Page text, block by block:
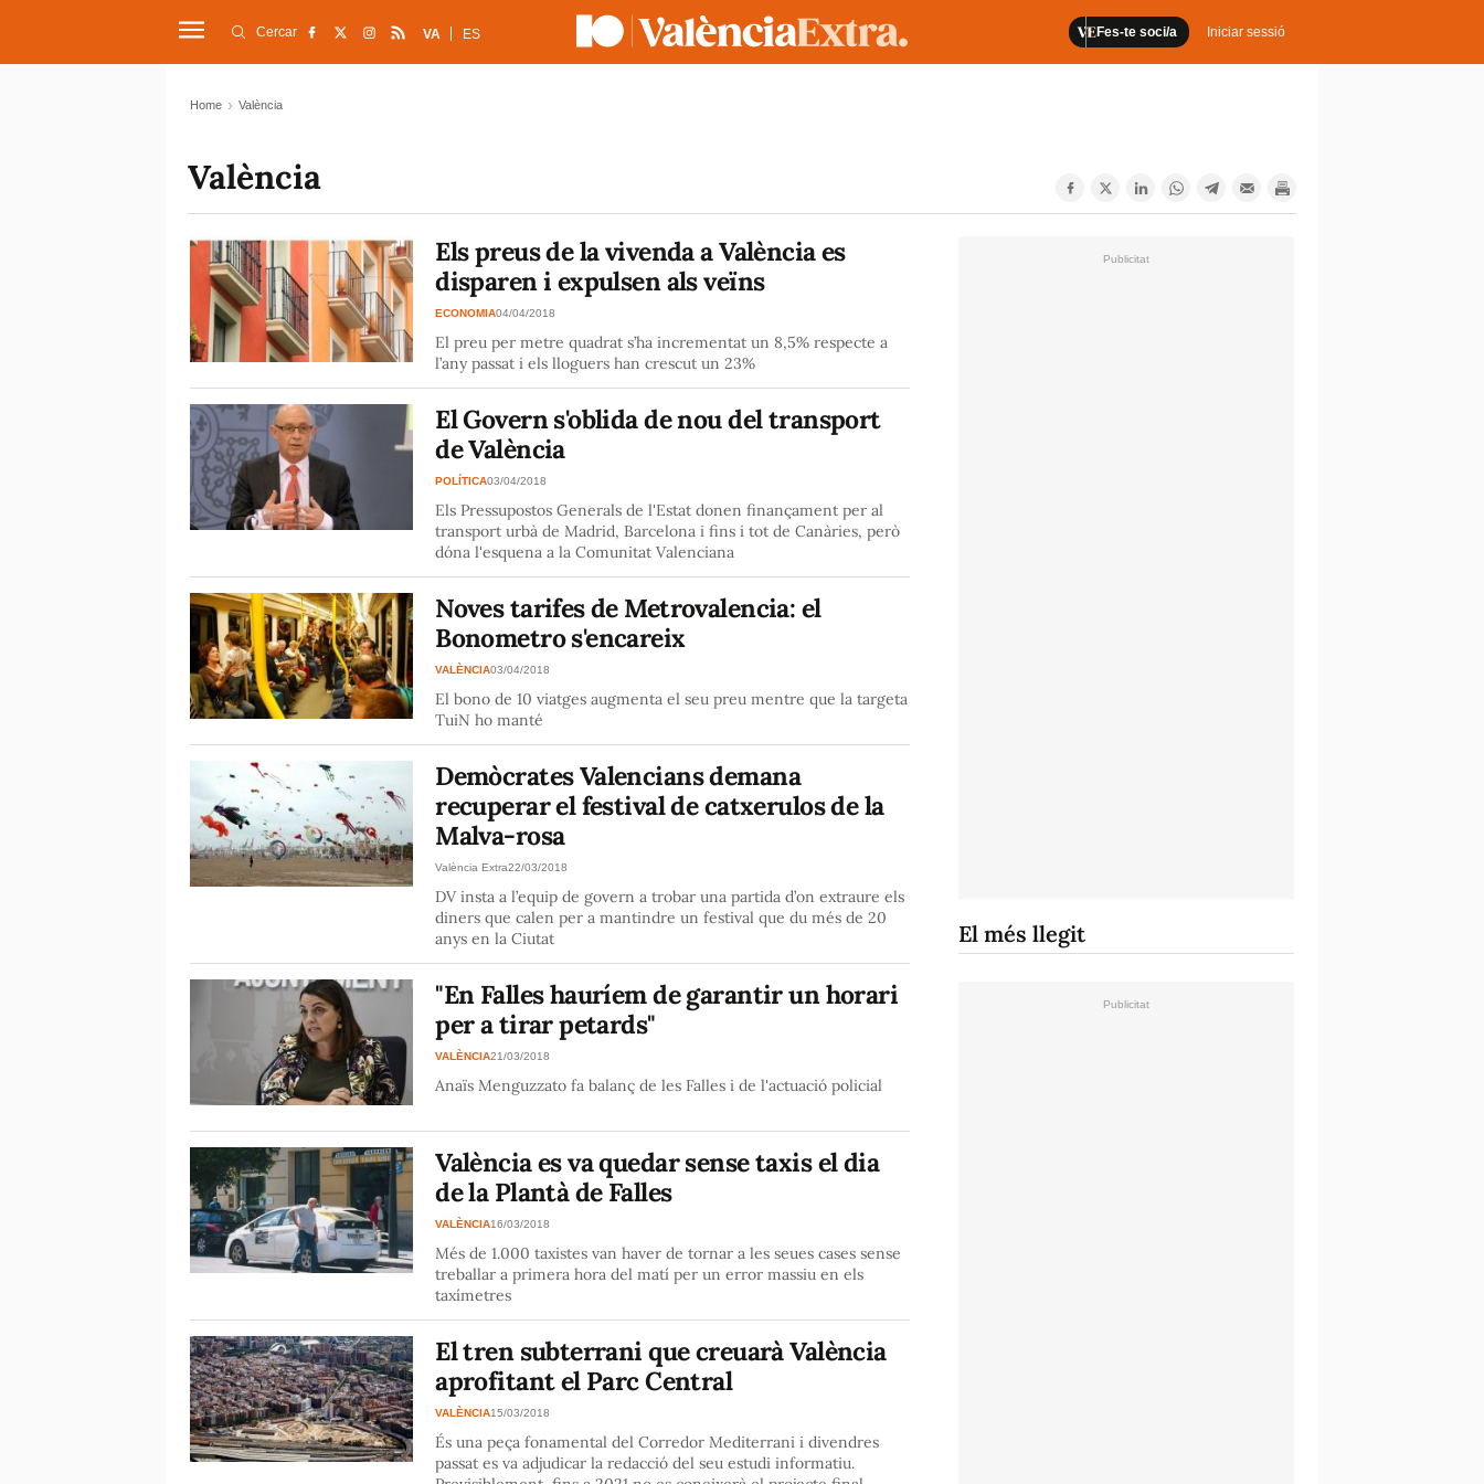
Fes-te soci/a Iniciar sessió
Cercar VA ES
Home València
València
Els preus de la vivenda a València es
disparen i expulsen als veïns
ECONOMIA04/04/2018
El preu per metre quadrat s’ha incrementat un 8,5% respecte a
l’any passat i els lloguers han crescut un 23%
El Govern s'oblida de nou del transport
de València
POLÍTICA03/04/2018
Els Pressupostos Generals de l'Estat donen finançament per al
transport urbà de Madrid, Barcelona i fins i tot de Canàries, però
dóna l'esquena a la Comunitat Valenciana
Noves tarifes de Metrovalencia: el
Bonometro s'encareix
VALÈNCIA03/04/2018
El bono de 10 viatges augmenta el seu preu mentre que la targeta
TuiN ho manté
Demòcrates Valencians demana
recuperar el festival de catxerulos de la
Malva-rosa
València Extra22/03/2018
DV insta a l’equip de govern a trobar una partida d’on extraure els
diners que calen per a mantindre un festival que du més de 20
anys en la Ciutat
"En Falles hauríem de garantir un horari
per a tirar petards"
VALÈNCIA21/03/2018
Anaïs Menguzzato fa balanç de les Falles i de l'actuació policial
València es va quedar sense taxis el dia
de la Plantà de Falles
VALÈNCIA16/03/2018
Més de 1.000 taxistes van haver de tornar a les seues cases sense
treballar a primera hora del matí per un error massiu en els
taxímetres
El tren subterrani que creuarà València
aprofitant el Parc Central
VALÈNCIA15/03/2018
És una peça fonamental del Corredor Mediterrani i divendres
passat es va adjudicar la redacció del seu estudi informatiu.
El més llegit